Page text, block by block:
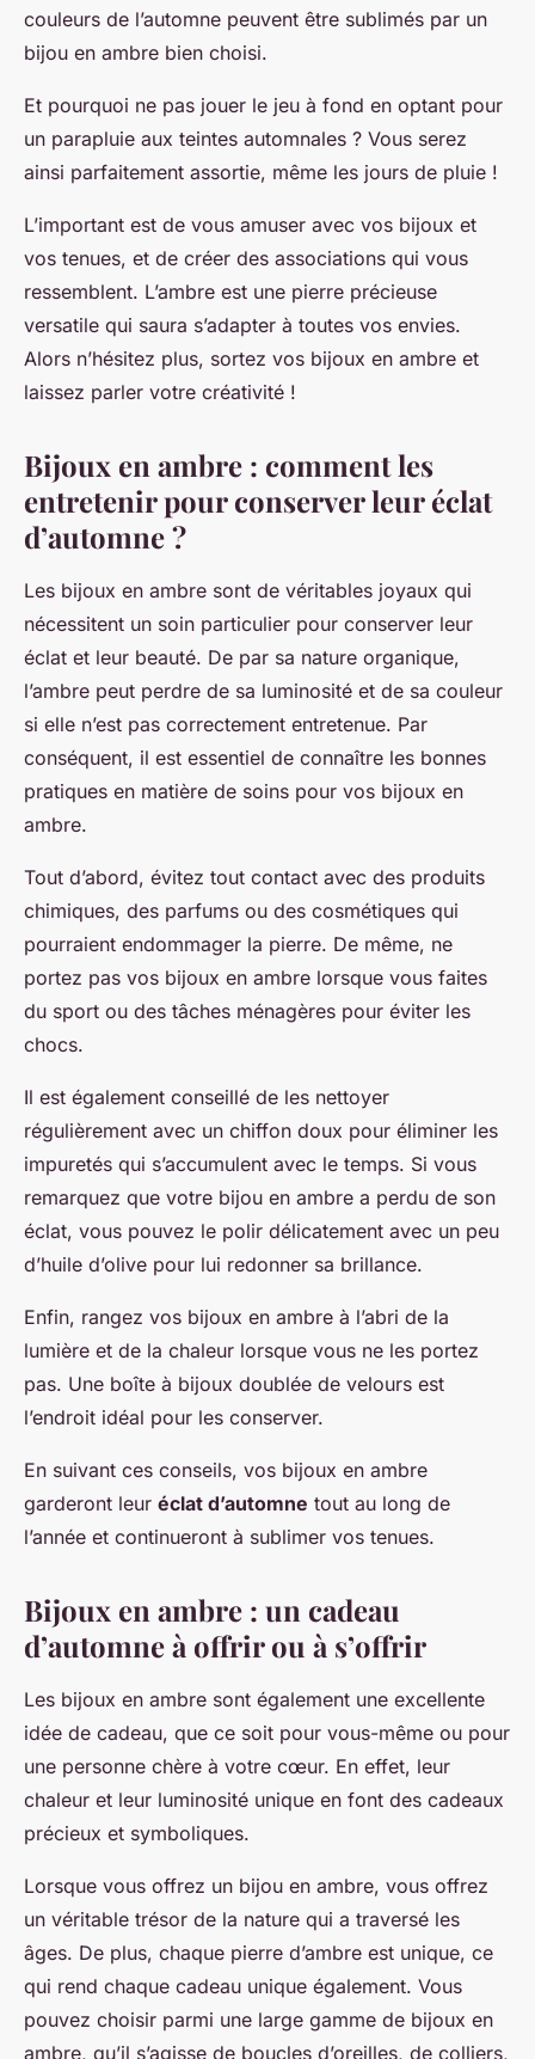
couleurs de l’automne peuvent être sublimés par un
bijou en ambre bien choisi.
Et pourquoi ne pas jouer le jeu à fond en optant pour
un parapluie aux teintes automnales ? Vous serez
ainsi parfaitement assortie, même les jours de pluie !
L’important est de vous amuser avec vos bijoux et
vos tenues, et de créer des associations qui vous
ressemblent. L’ambre est une pierre précieuse
versatile qui saura s’adapter à toutes vos envies.
Alors n’hésitez plus, sortez vos bijoux en ambre et
laissez parler votre créativité !
Bijoux en ambre : comment les
entretenir pour conserver leur éclat
d’automne ?
Les bijoux en ambre sont de véritables joyaux qui
nécessitent un soin particulier pour conserver leur
éclat et leur beauté. De par sa nature organique,
l’ambre peut perdre de sa luminosité et de sa couleur
si elle n’est pas correctement entretenue. Par
conséquent, il est essentiel de connaître les bonnes
pratiques en matière de soins pour vos bijoux en
ambre.
Tout d’abord, évitez tout contact avec des produits
chimiques, des parfums ou des cosmétiques qui
pourraient endommager la pierre. De même, ne
portez pas vos bijoux en ambre lorsque vous faites
du sport ou des tâches ménagères pour éviter les
chocs.
Il est également conseillé de les nettoyer
régulièrement avec un chiffon doux pour éliminer les
impuretés qui s’accumulent avec le temps. Si vous
remarquez que votre bijou en ambre a perdu de son
éclat, vous pouvez le polir délicatement avec un peu
d’huile d’olive pour lui redonner sa brillance.
Enfin, rangez vos bijoux en ambre à l’abri de la
lumière et de la chaleur lorsque vous ne les portez
pas. Une boîte à bijoux doublée de velours est
l’endroit idéal pour les conserver.
En suivant ces conseils, vos bijoux en ambre
garderont leur éclat d’automne tout au long de
l’année et continueront à sublimer vos tenues.
Bijoux en ambre : un cadeau
d’automne à offrir ou à s’offrir
Les bijoux en ambre sont également une excellente
idée de cadeau, que ce soit pour vous-même ou pour
une personne chère à votre cœur. En effet, leur
chaleur et leur luminosité unique en font des cadeaux
précieux et symboliques.
Lorsque vous offrez un bijou en ambre, vous offrez
un véritable trésor de la nature qui a traversé les
âges. De plus, chaque pierre d’ambre est unique, ce
qui rend chaque cadeau unique également. Vous
pouvez choisir parmi une large gamme de bijoux en
ambre, qu’il s’agisse de boucles d’oreilles, de colliers,